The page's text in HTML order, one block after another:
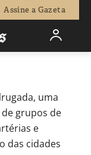
Assine a Gazeta
0
uma
grupos de
e
das cidades